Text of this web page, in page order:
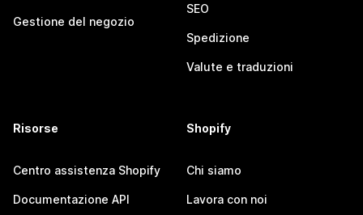
Gestione del negozio
SEO
Spedizione
Valute e traduzioni
Risorse
Centro assistenza Shopify
Documentazione API
Shopify
Chi siamo
Lavora con noi